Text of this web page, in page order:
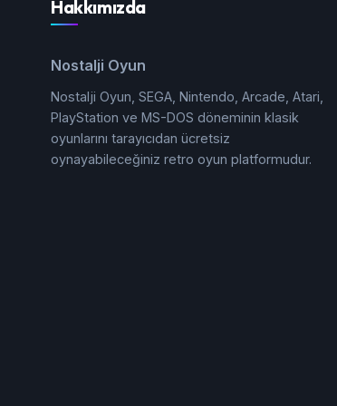
Hakkımızda
Nostalji Oyun
Nostalji Oyun, SEGA, Nintendo, Arcade, Atari,
PlayStation ve MS-DOS döneminin klasik
oyunlarını tarayıcıdan ücretsiz
oynayabileceğiniz retro oyun platformudur.